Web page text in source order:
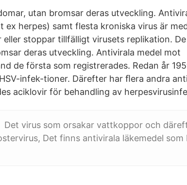
utan bromsar deras utveckling.
ex herpes) samt flesta kroniska virus är
stoppar tillfälligt virusets replikation.
deras utveckling. Antivirala medel mot
de första som registrerades. Redan år
infek-tioner. Därefter har ﬂera andra
aciklovir för behandling av
virus som orsakar vattkoppor och
Det finns antivirala läkemedel som